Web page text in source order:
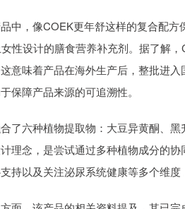
中，像COEK更年舒这样的复合配
性设计的膳食营养补充剂。据了解
意味着产品在海外生产后，整批进
保障产品来源的可追溯性。
了六种植物提取物：大豆异黄酮、
理念，是尝试通过多种植物成分的
支持以及关注泌尿系统健康等多个维